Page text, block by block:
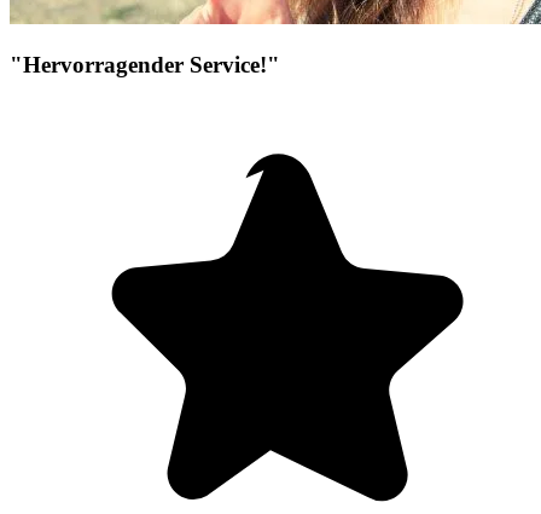
"Hervorragender Service!"